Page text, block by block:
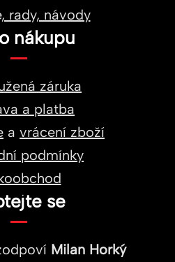
rady, návody
nákupu
záruka
a platba
a vrácení zboží
podmínky
se
Milan Horký